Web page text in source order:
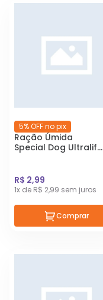
5% OFF no pix
Ração Úmida
Special Dog Ultralife
Sabor Frango ao
Molho 100g
R$ 2,99
1x de R$ 2,99 sem juros
Comprar